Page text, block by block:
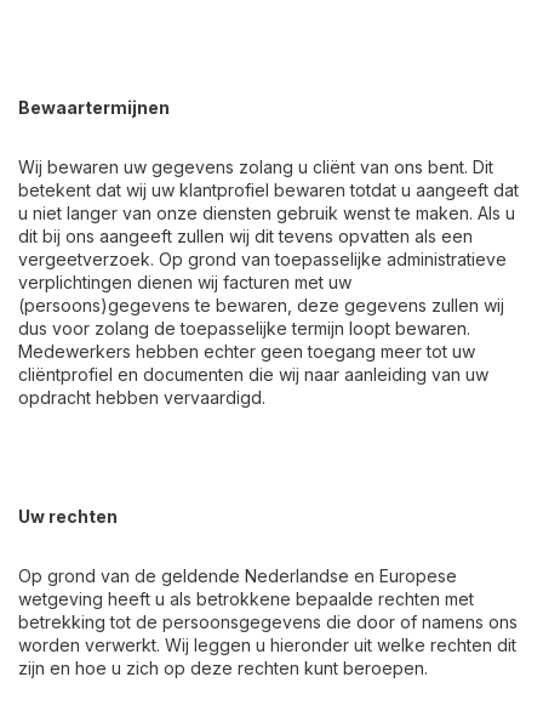
Bewaartermijnen
Wij bewaren uw gegevens zolang u cliënt van ons bent. Dit
betekent dat wij uw klantprofiel bewaren totdat u aangeeft dat
u niet langer van onze diensten gebruik wenst te maken. Als u
dit bij ons aangeeft zullen wij dit tevens opvatten als een
vergeetverzoek. Op grond van toepasselijke administratieve
verplichtingen dienen wij facturen met uw
(persoons)gegevens te bewaren, deze gegevens zullen wij
dus voor zolang de toepasselijke termijn loopt bewaren.
Medewerkers hebben echter geen toegang meer tot uw
cliëntprofiel en documenten die wij naar aanleiding van uw
opdracht hebben vervaardigd.
Uw rechten
Op grond van de geldende Nederlandse en Europese
wetgeving heeft u als betrokkene bepaalde rechten met
betrekking tot de persoonsgegevens die door of namens ons
worden verwerkt. Wij leggen u hieronder uit welke rechten dit
zijn en hoe u zich op deze rechten kunt beroepen.